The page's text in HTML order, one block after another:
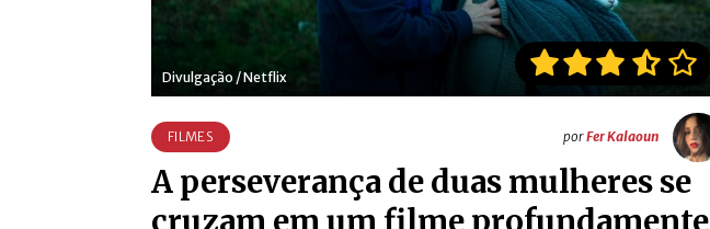
Divulgação / Netflix
FILMES porFer Kalaoun
A perseverança de duas mulheres se